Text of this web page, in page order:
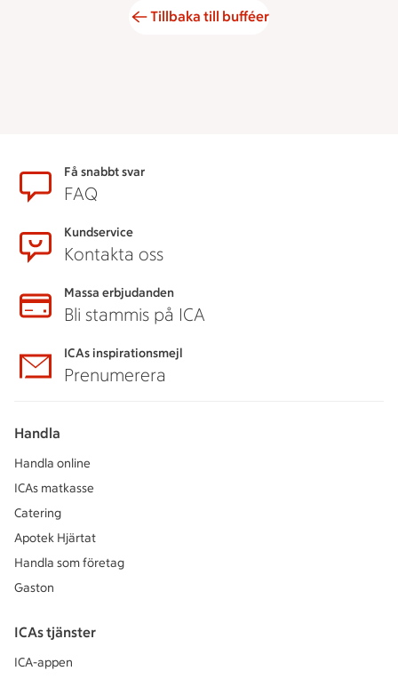
Tillbaka till bufféer
SidfotFå snabbt svar
FAQ
Kundservice
Kontakta oss
Massa erbjudanden
Bli stammis på ICA
ICAs inspirationsmejl
Prenumerera
Handla
Handla online
ICAs matkasse
Catering
Apotek Hjärtat
Handla som företag
Gaston
ICAs tjänster
ICA-appen